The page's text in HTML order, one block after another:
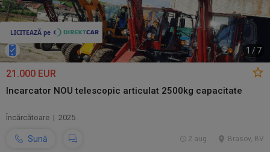
1 / 7
21.000 EUR
Incarcator NOU telescopic articulat 2500kg capacitate
Încărcătoare | 2025
Sună Brasov, BV
2 aug.